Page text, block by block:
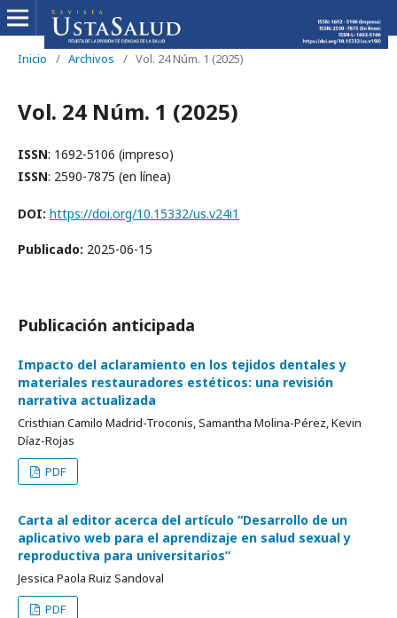
Inicio / Archivos / Vol. 24 Núm. 1 (2025)
Vol. 24 Núm. 1 (2025)
ISSN: 1692-5106 (impreso)
ISSN: 2590-7875 (en línea)
DOI: https://doi.org/10.15332/us.v24i1
Publicado: 2025-06-15
Publicación anticipada
Impacto del aclaramiento en los tejidos dentales y
materiales restauradores estéticos: una revisión
narrativa actualizada
Cristhian Camilo Madrid-Troconis, Samantha Molina-Pérez, Kevin
Díaz-Rojas
PDF
Carta al editor acerca del artículo “Desarrollo de un
aplicativo web para el aprendizaje en salud sexual y
reproductiva para universitarios”
Jessica Paola Ruiz Sandoval
PDF